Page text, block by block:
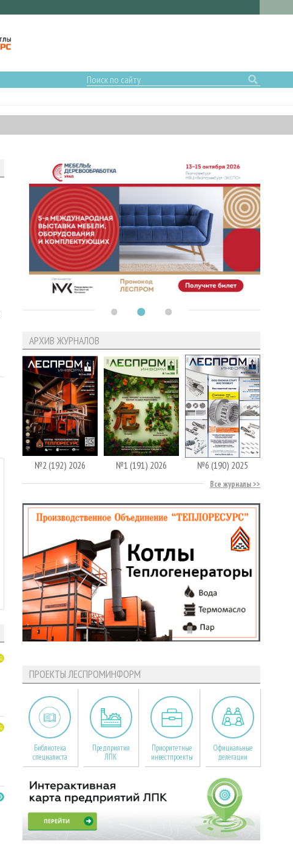
АРХИВ ЖУРНАЛОВ
№2 (192) 2026 №1 (191) 2026 №6 (190) 2025
Все журналы
ПРОЕКТЫ ЛЕСПРОМИНФОРМ
Библиотека
специалиста
Предприятия
ЛПК
Приоритетные
инвестпроекты
Официальные
делегации